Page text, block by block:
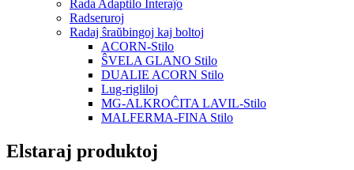
Rada Adaptilo Interaĵo
Radseruroj
Radaj ŝraŭbingoj kaj boltoj
ACORN-Stilo
ŜVELA GLANO Stilo
DUALIE ACORN Stilo
Lug-rigliloj
MG-ALKROĈITA LAVIL-Stilo
MALFERMA-FINA Stilo
Elstaraj produktoj